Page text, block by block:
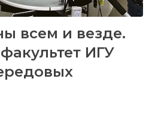
всем и везде.
ИГУ